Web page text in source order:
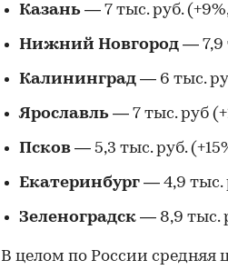
Казань — 7 тыс. руб.
Нижний Новгород — 7,9
Калининград — 6 тыс.
Ярославль — 7 тыс. руб
Псков — 5,3 тыс. руб.
Екатеринбург — 4,9 тыс.
Зеленоградск — 8,9 тыс.
В целом по России средняя